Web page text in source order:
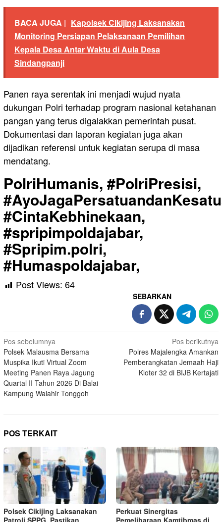
BACA JUGA | Kapolsek Cikijing Laksanakan
Monitoring Persiapan Pelaksanaan Pemilihan
Kepala Desa Antar Waktu di Aula Desa
Sindangpanji
Panen raya serentak ini menjadi wujud nyata
dukungan Polri terhadap program nasional ketahanan
pangan yang terus digalakkan pemerintah pusat.
Dokumentasi dan laporan kegiatan juga akan
dijadikan referensi untuk kegiatan serupa di masa
mendatang.
PolriHumanis, #PolriPresisi,
#CintaKebhinekaan,
#spripimpoldajabar,
#Spripim.polri,
#Humaspoldajabar,
Post Views: 64
SEBARKAN
Navigasi
pos
Pos sebelumnya
Polsek Malausma Bersama
Muspika Ikuti Virtual Zoom
Meeting Panen Raya Jagung
Quartal II Tahun 2026 Di Balai
Kampung Walahir Tonggoh
Pos berikutnya
Polres Majalengka Amankan
Pemberangkatan Jemaah Haji
Kloter 32 di BIJB Kertajati
POS TERKAIT
Polsek Cikijing Laksanakan
Perkuat Sinergitas